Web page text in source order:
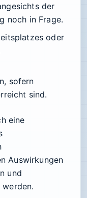
der
noch in Frage.
oder
sofern
sind.
eine
Auswirkungen
und